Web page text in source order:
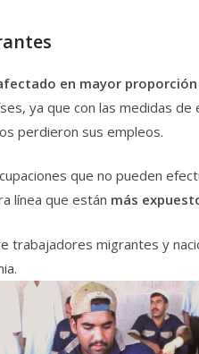
en mayor proporción
ya que con las medidas de
perdieron sus empleos.
que no pueden
línea que están más
trabajadores migrantes y